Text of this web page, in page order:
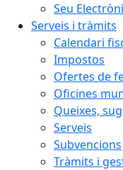
Seu
Serveis i tràmits
Calendari
Impostos
Ofertes de
Oficines
Queixes,
Serveis
Subvencions
Tràmits i